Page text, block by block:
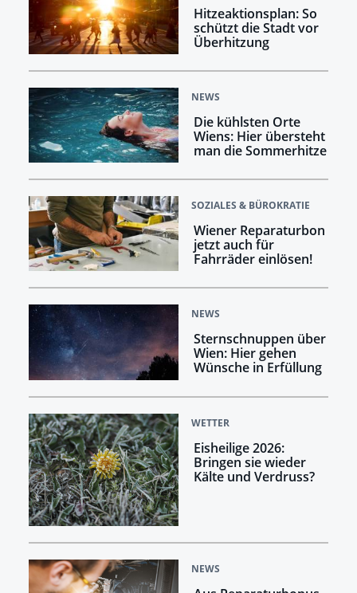
Hitzeaktionsplan: So
schützt die Stadt vor
Überhitzung
NEWS
Die kühlsten Orte
Wiens: Hier übersteht
man die Sommerhitze
SOZIALES & BÜROKRATIE
Wiener Reparaturbon
jetzt auch für
Fahrräder einlösen!
NEWS
Sternschnuppen über
Wien: Hier gehen
Wünsche in Erfüllung
WETTER
Eisheilige 2026:
Bringen sie wieder
Kälte und Verdruss?
NEWS